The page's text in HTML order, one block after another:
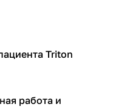
Triton
работа и